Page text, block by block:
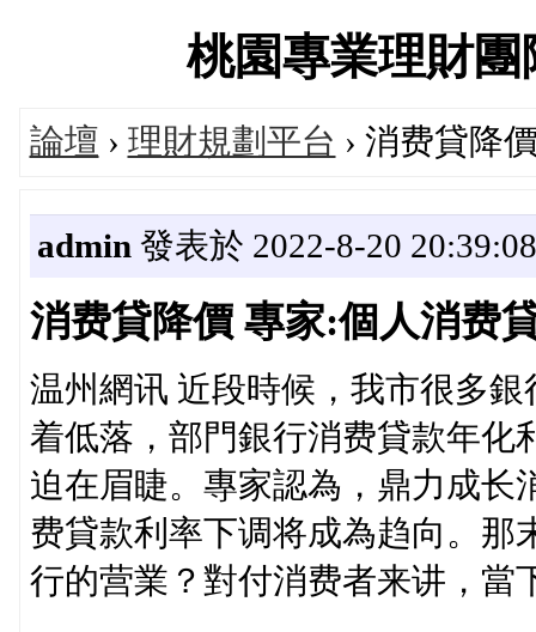
桃園專業理財
論壇 › 理財規劃平台 › 消费貸降
admin 發表於 2022-8-20 20:39:08
消费貸降價 專家:個人消费
温州網讯 近段時候，我市很多
着低落，部門銀行消费貸款年化
迫在眉睫。專家認為，鼎力成长
费貸款利率下调将成為趋向。那
行的营業？對付消费者来讲，當